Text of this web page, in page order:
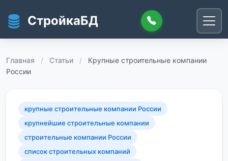
СтройкаБД
Главная / Статьи /
Крупные строительные компании
России
крупные строительные компании России
крупнейшие строительные компании
строительные компании России
список строительных компаний